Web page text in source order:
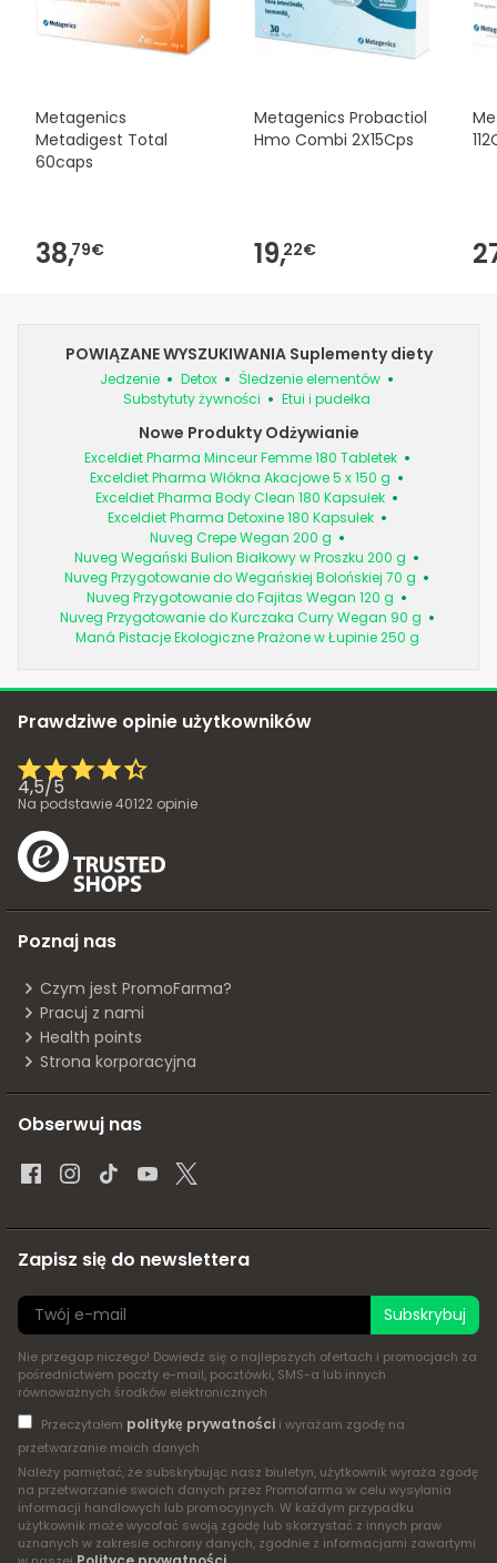
Metagenics
Metadigest Total
60caps
38,79€
Metagenics Probactiol
Hmo Combi 2X15Cps
19,22€
POWIĄZANE WYSZUKIWANIA Suplementy diety
Jedzenie Detox
Śledzenie elementów
Substytuty żywności
Etui i pudełka
Nowe Produkty Odżywianie
Exceldiet Pharma Minceur Femme 180 Tabletek
Exceldiet Pharma Włókna Akacjowe 5 x 150 g
Exceldiet Pharma Body Clean 180 Kapsułek
Exceldiet Pharma Detoxine 180 Kapsułek
Nuveg Crepe Wegan 200 g
Nuveg Wegański Bulion Białkowy w Proszku 200 g
Nuveg Przygotowanie do Wegańskiej Bolońskiej 70 g
Nuveg Przygotowanie do Fajitas Wegan 120 g
Nuveg Przygotowanie do Kurczaka Curry Wegan 90 g
Maná Pistacje Ekologiczne Prażone w Łupinie 250 g
Prawdziwe opinie użytkowników
4,5/5
Na podstawie40122 opinie
Poznaj nas
Czym jest PromoFarma?
Pracuj z nami
Health points
Strona korporacyjna
Obserwuj nas
Zapisz się do newslettera
Subskrybuj
Nie przegap niczego! Dowiedz się o najlepszych ofertach i promocjach za
pośrednictwem poczty e-mail, pocztówki, SMS-a lub innych
równoważnych środków elektronicznych
Przeczytałem politykę prywatnościi wyrażam zgodę na
przetwarzanie moich danych
Należy pamiętać, że subskrybując nasz biuletyn, użytkownik wyraża zgodę
na przetwarzanie swoich danych przez Promofarma w celu wysyłania
informacji handlowych lub promocyjnych. W każdym przypadku
użytkownik może wycofać swoją zgodę lub skorzystać z innych praw
uznanych w zakresie ochrony danych, zgodnie z informacjami zawartymi